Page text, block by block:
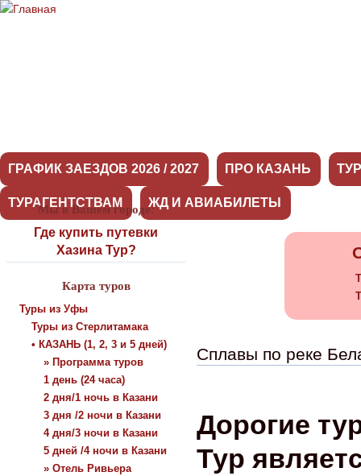
ГРАФИК ЗАЕЗДОВ 2026 / 2027 ПРО КАЗАНЬ
ТУРАГЕНТСТВАМ ЖД И АВИАБИЛЕТЫ
Мы в Вашем городе:
Где купить путевки
Хазина Тур?
Карта туров
Туры из Уфы
Туры из Стерлитамака
• КАЗАНЬ (1, 2, 3 и 5 дней)
» Программа туров
1 день (24 часа)
2 дня/1 ночь в Казани
3 дня /2 ночи в Казани
4 дня/3 ночи в Казани
5 дней /4 ночи в Казани
» Отель Ривьера
Башкортостан
Cплавы по реке
Дорогие
Тур